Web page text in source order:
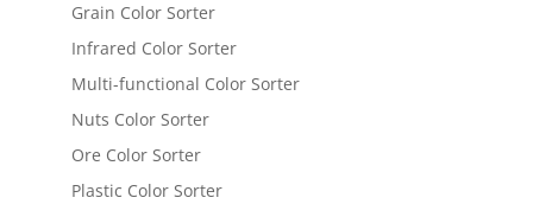
Grain Color Sorter
Infrared Color Sorter
Multi-functional Color Sorter
Nuts Color Sorter
Ore Color Sorter
Plastic Color Sorter